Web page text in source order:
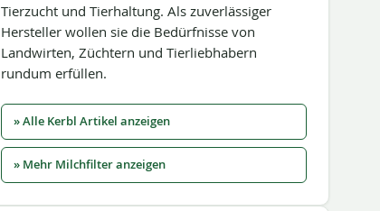
Tierzucht und Tierhaltung. Als zuverlässiger
Hersteller wollen sie die Bedürfnisse von
Landwirten, Züchtern und Tierliebhabern
rundum erfüllen.
» Alle Kerbl Artikel anzeigen
» Mehr Milchfilter anzeigen